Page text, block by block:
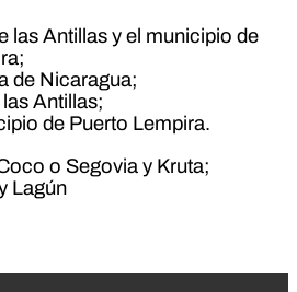
las Antillas y el municipio de
de Nicaragua;
Antillas;
de Puerto Lempira.
o Segovia y Kruta;
Lagún